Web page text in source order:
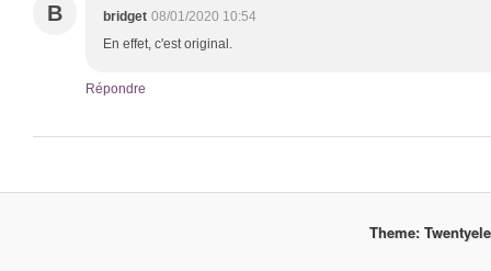
B bridget 08/01/2020 10:54
En effet, c'est original.
Répondre
Theme: